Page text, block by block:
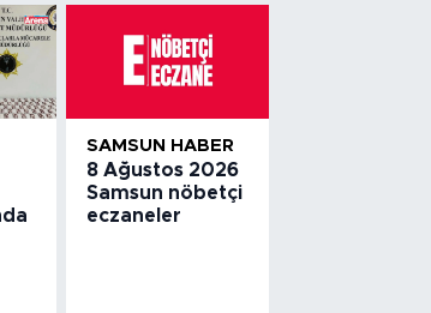
SAMSUN HABER
8 Ağustos 2026
Samsun nöbetçi
eczaneler